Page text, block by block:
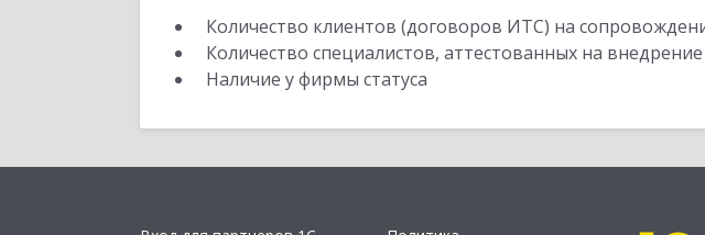
Количество клиентов (договоров ИТС) на
Количество специалистов, аттестованных на
Наличие у фирмы статуса